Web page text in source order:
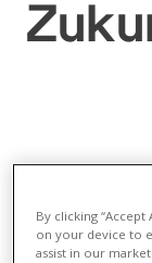
By clicking
on your device to
assist in our